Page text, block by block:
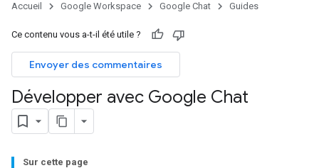
Accueil Google Workspace Google Chat Guides
Ce contenu vous a-t-il été utile ?
Envoyer des commentaires
Développer avec Google Chat
Sur cette page